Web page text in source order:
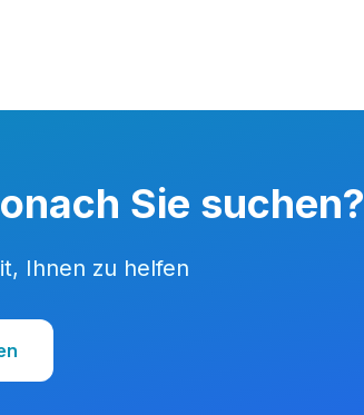
Sie suchen?
Ihnen zu helfen